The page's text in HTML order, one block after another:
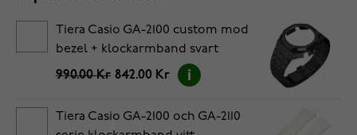
Tiera Casio GA-2100 custom mod
bezel + klockarmband svart
990.00 Kr 842.00 Kr
Tiera Casio GA-2100 och GA-2110